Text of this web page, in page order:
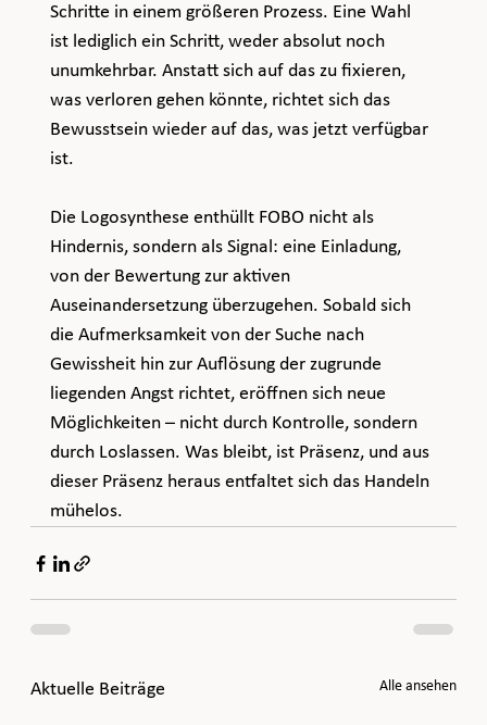
Schritte in einem größeren Prozess. Eine Wahl
ist lediglich ein Schritt, weder absolut noch
unumkehrbar. Anstatt sich auf das zu fixieren,
was verloren gehen könnte, richtet sich das
Bewusstsein wieder auf das, was jetzt verfügbar
ist.
Die Logosynthese enthüllt FOBO nicht als
Hindernis, sondern als Signal: eine Einladung,
von der Bewertung zur aktiven
Auseinandersetzung überzugehen. Sobald sich
die Aufmerksamkeit von der Suche nach
Gewissheit hin zur Auflösung der zugrunde
liegenden Angst richtet, eröffnen sich neue
Möglichkeiten – nicht durch Kontrolle, sondern
durch Loslassen. Was bleibt, ist Präsenz, und aus
dieser Präsenz heraus entfaltet sich das Handeln
mühelos.
Aktuelle Beiträge Alle ansehen